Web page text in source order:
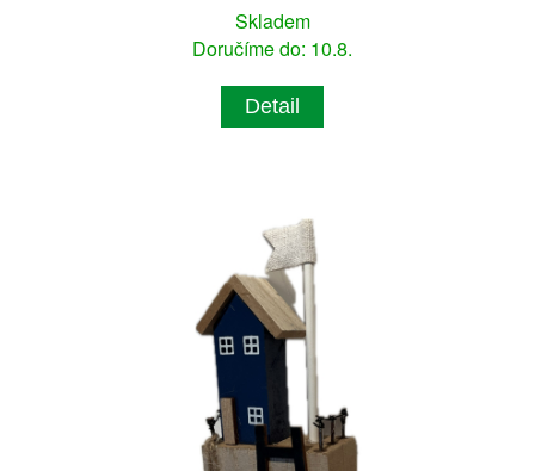
Skladem
Doručíme do: 10.8.
Detail